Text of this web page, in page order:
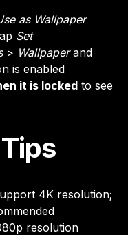
as Wallpaper
Set
> Wallpaperand
is enabled
it is locked to see
4K resolution;
resolution